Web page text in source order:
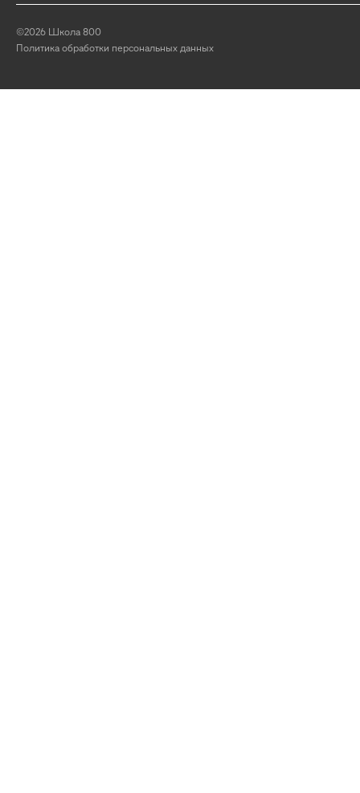
©2026 Школа 800
Политика обработки персональных данных